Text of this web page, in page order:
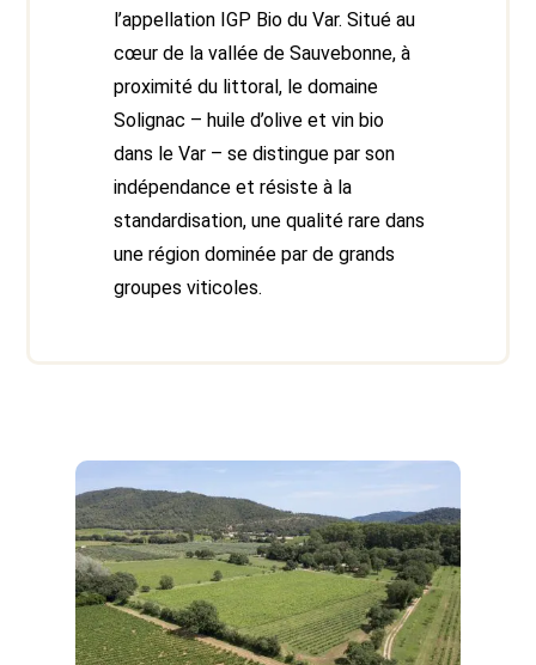
l’appellation IGP Bio du Var. Situé au
cœur de la vallée de Sauvebonne, à
proximité du littoral, le domaine
Solignac – huile d’olive et vin bio
dans le Var – se distingue par son
indépendance et résiste à la
standardisation, une qualité rare dans
une région dominée par de grands
groupes viticoles.